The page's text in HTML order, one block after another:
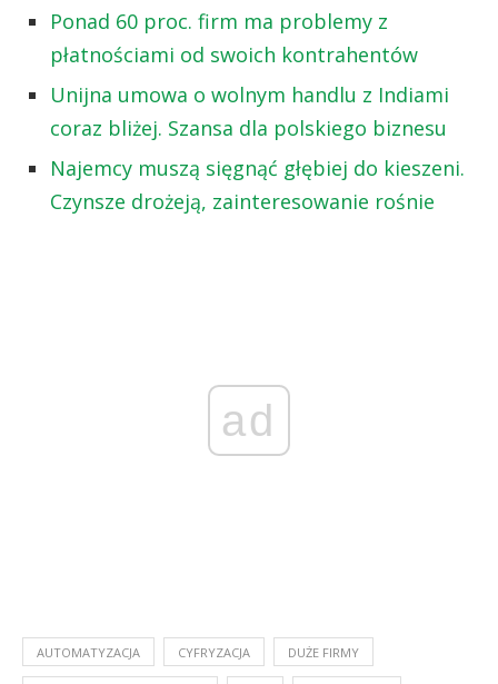
Ponad 60 proc. firm ma problemy z
płatnościami od swoich kontrahentów
Unijna umowa o wolnym handlu z Indiami
coraz bliżej. Szansa dla polskiego biznesu
Najemcy muszą sięgnąć głębiej do kieszeni.
Czynsze drożeją, zainteresowanie rośnie
ad
AUTOMATYZACJA CYFRYZACJA DUŻE FIRMY